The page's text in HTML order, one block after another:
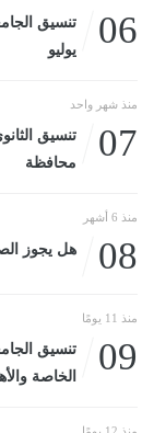
06
يوليو
منذ شهر واحد
07
محافظة
منذ 6 أشهر
08 هل يجوز
منذ 11 يومًا
09
الخاصة